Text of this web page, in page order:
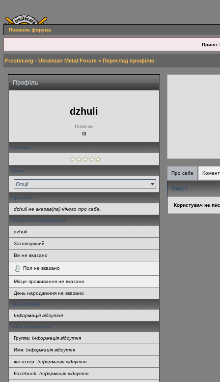
Правила форума
Привіт
Froster.org - Ukrainian Metal Forum > Перегляд профілю
Профіль
dzhuli
Новички
Рейтинг
Опції
Опції
Про себе
dzhuli не вказав(ла) нічого про себе.
Особиста інформація
dzhuli
Заглянувший
Вік не вказано
Пол не вказано
Місце проживання не вказано
День народження не вказано
Захоплення
Інформація відсутня
Інша інформація
Группа: Інформація відсутня
Имя: Інформація відсутня
жж-юзер: Інформація відсутня
Facebook: Інформація відсутня
Про себе
Вміст
Користувач не